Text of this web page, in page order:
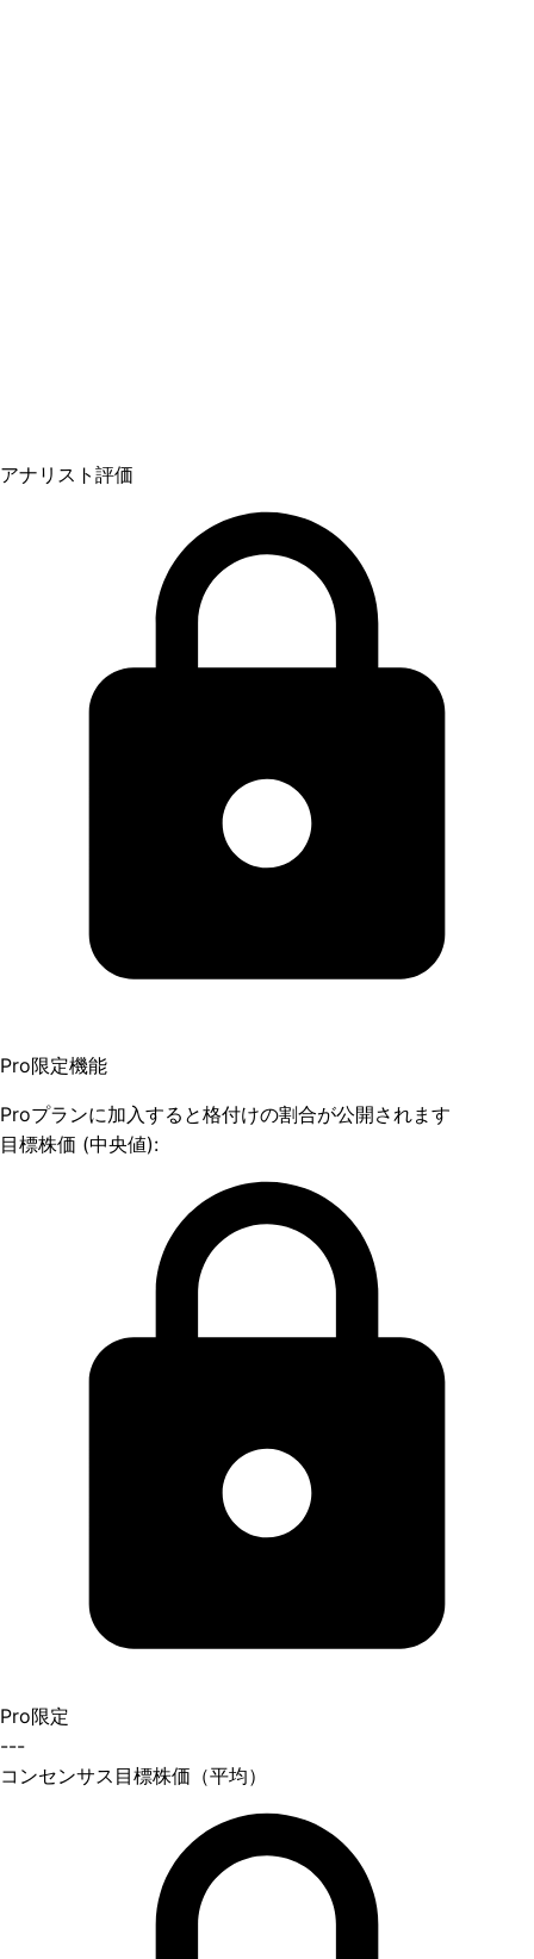
アナリスト評価
Pro限定機能
Proプランに加入すると格付けの割合が公開されます
目標株価 (中央値):
Pro限定
---
コンセンサス目標株価（平均）